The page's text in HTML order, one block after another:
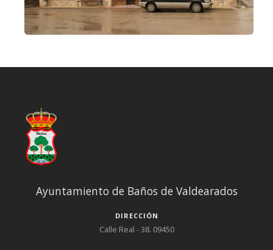
Ayuntamiento de Baños de Valdearados
DIRECCIÓN
Calle Real - 38. 09450